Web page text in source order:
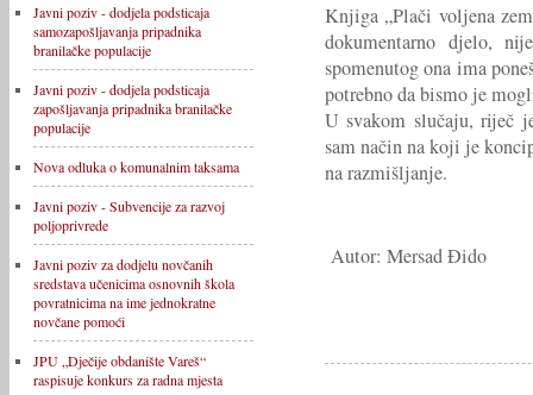
Javni poziv - dodjela podsticaja
samozapošljavanja pripadnika
branilačke populacije
Javni poziv - dodjela podsticaja
zapošljavanja pripadnika branilačke
populacije
Nova odluka o komunalnim taksama
Javni poziv - Subvencije za razvoj
poljoprivrede
Javni poziv za dodjelu novčanih
sredstava učenicima osnovnih škola
povratnicima na ime jednokratne
novčane pomoći
JPU „Dječije obdanište Vareš“
raspisuje konkurs za radna mjesta
Knjiga „Plači voljena
dokumentarno djelo,
spomenutog ona ima
potrebno da bismo je
U svakom slučaju, riječ
sam način na koji je
na razmišljanje.
Autor: Mersad Đido